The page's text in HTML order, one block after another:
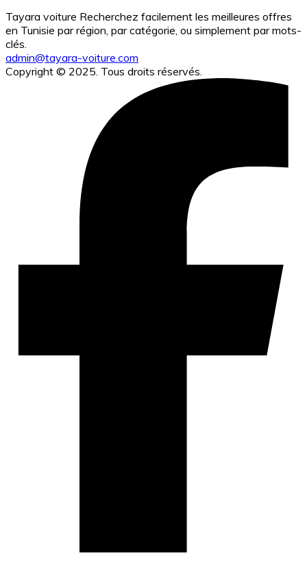
Tayara voiture Recherchez facilement les meilleures offres
en Tunisie par région, par catégorie, ou simplement par mots-
clés.
admin@tayara-voiture.com
Copyright © 2025. Tous droits réservés.